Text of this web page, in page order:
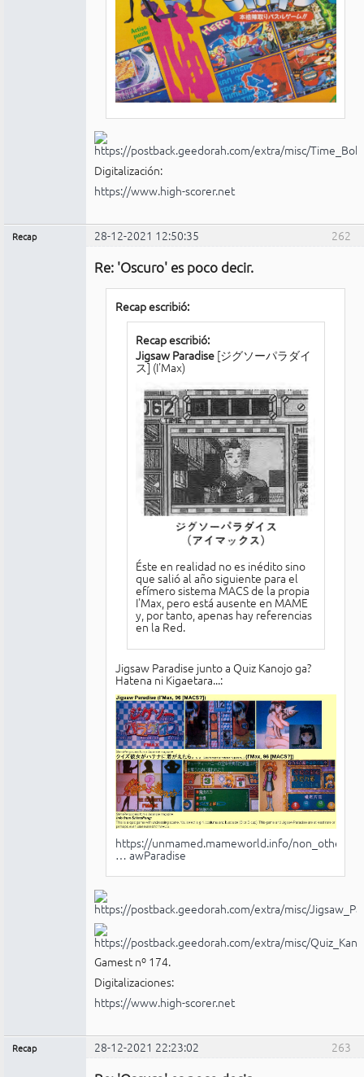
Digitalización:
https://www.high-scorer.net
262
Recap 28-12-2021 12:50:35
Re: 'Oscuro' es poco decir.
Recap escribió:
Recap escribió:
Jigsaw Paradise [ジグソーパラダイ
ス] (I'Max)
Éste en realidad no es inédito sino
que salió al año siguiente para el
efímero sistema MACS de la propia
I'Max, pero está ausente en MAME
y, por tanto, apenas hay referencias
en la Red.
Jigsaw Paradise junto a Quiz Kanojo ga?
Hatena ni Kigaetara...:
https://unmamed.mameworld.info/non_othe
… awParadise
Gamest nº 174.
Digitalizaciones:
https://www.high-scorer.net
263
Recap 28-12-2021 22:23:02